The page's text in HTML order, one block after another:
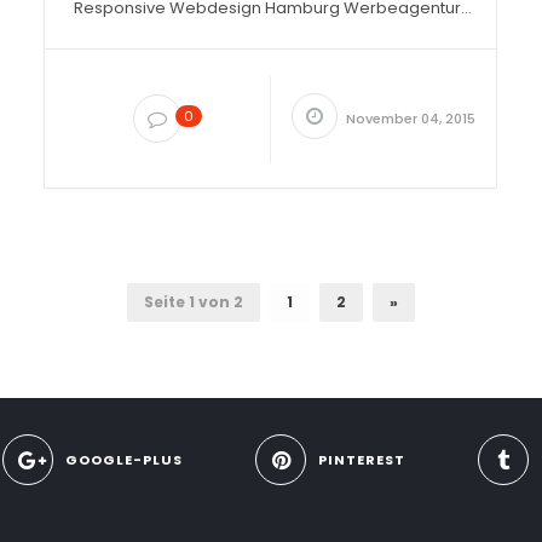
Responsive Webdesign Hamburg Werbeagentur...
0 November 04, 2015
Seite 1 von 2 1 2 »
GOOGLE-PLUS PINTEREST